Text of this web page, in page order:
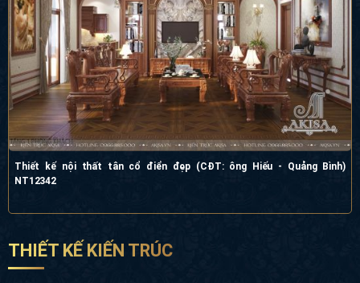
Thiết kế nội thất tân cổ điển đẹp (CĐT: ông Hiếu - Quảng Bình)
NT12342
THIẾT KẾ KIẾN TRÚC